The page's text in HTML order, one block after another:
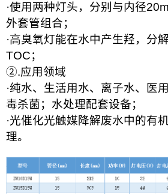
·使用两种灯头，分别与内径
外套管组合；
·高臭氧灯能在水中产生羟，分
TOC；
②.应用领域
·纯水、生活用水、离子水、医
毒杀菌；水处理配套设备；
·光催化光触媒降解废水中的有
理。